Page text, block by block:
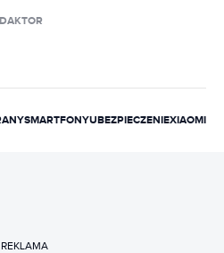
SMARTFONYUBEZPIECZENIEXIAOMI
REKLAMA